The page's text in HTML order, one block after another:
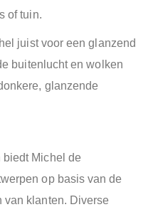
of tuin.
juist voor een glanzend
buitenlucht en wolken
glanzende
biedt Michel de
op basis van de
klanten. Diverse